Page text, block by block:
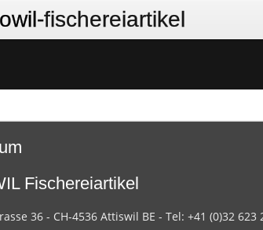
-fischereiartikel
Fischereiartikel
36 - CH-4536 Attiswil BE - Tel: +41 (0)32 623